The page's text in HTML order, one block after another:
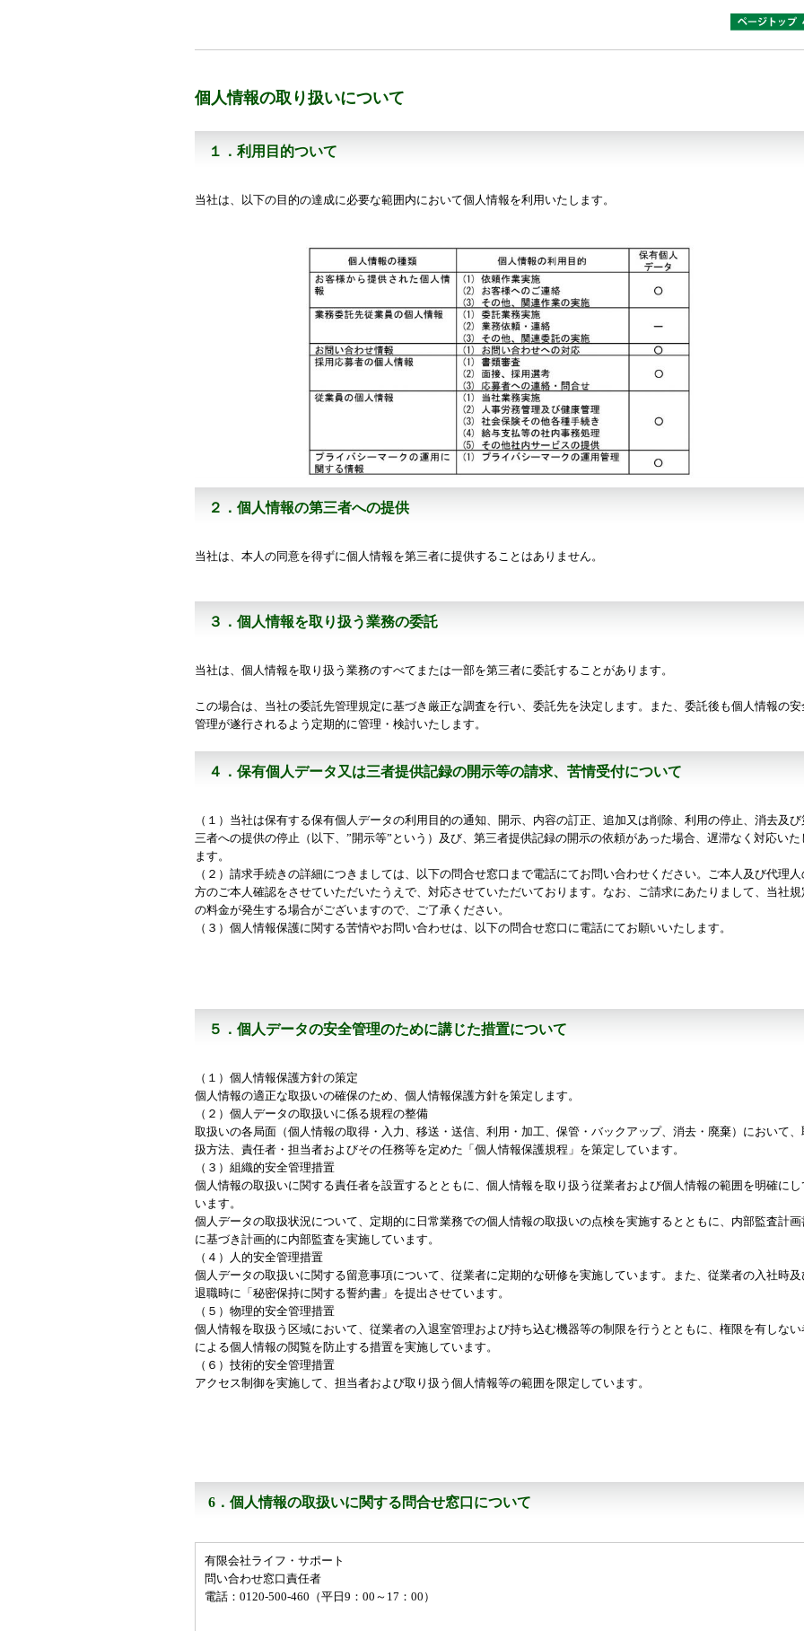
個人情報の取り扱いについて
１．利用目的ついて
当社は、以下の目的の達成に必要な範囲内において個人情報を利用いたします。
２．個人情報の第三者への提供
当社は、本人の同意を得ずに個人情報を第三者に提供することはありません。
３．個人情報を取り扱う業務の委託
当社は、個人情報を取り扱う業務のすべてまたは一部を第三者に委託することがあります。
この場合は、当社の委託先管理規定に基づき厳正な調査を行い、委託先を決定します。また、委託後も個人情報の安
管理が遂行されるよう定期的に管理・検討いたします。
４．保有個人データ又は三者提供記録の開示等の請求、苦情受付について
（１）当社は保有する保有個人データの利用目的の通知、開示、内容の訂正、追加又は削除、利用の停止、消去及び
三者への提供の停止（以下、”開示等”という）及び、第三者提供記録の開示の依頼があった場合、遅滞なく対応いた
ます。
（２）請求手続きの詳細につきましては、以下の問合せ窓口まで電話にてお問い合わせください。ご本人及び代理人
方のご本人確認をさせていただいたうえで、対応させていただいております。なお、ご請求にあたりまして、当社規
の料金が発生する場合がございますので、ご了承ください。
（３）個人情報保護に関する苦情やお問い合わせは、以下の問合せ窓口に電話にてお願いいたします。
５．個人データの安全管理のために講じた措置について
（１）個人情報保護方針の策定
個人情報の適正な取扱いの確保のため、個人情報保護方針を策定します。
（２）個人データの取扱いに係る規程の整備
取扱いの各局面（個人情報の取得・入力、移送・送信、利用・加工、保管・バックアップ、消去・廃棄）において、
扱方法、責任者・担当者およびその任務等を定めた「個人情報保護規程」を策定しています。
（３）組織的安全管理措置
個人情報の取扱いに関する責任者を設置するとともに、個人情報を取り扱う従業者および個人情報の範囲を明確にし
います。
個人データの取扱状況について、定期的に日常業務での個人情報の取扱いの点検を実施するとともに、内部監査計画
に基づき計画的に内部監査を実施しています。
（４）人的安全管理措置
個人データの取扱いに関する留意事項について、従業者に定期的な研修を実施しています。また、従業者の入社時及
退職時に「秘密保持に関する誓約書」を提出させています。
（５）物理的安全管理措置
個人情報を取扱う区域において、従業者の入退室管理および持ち込む機器等の制限を行うとともに、権限を有しない
による個人情報の閲覧を防止する措置を実施しています。
（６）技術的安全管理措置
アクセス制御を実施して、担当者および取り扱う個人情報等の範囲を限定しています。
6．個人情報の取扱いに関する問合せ窓口について
有限会社ライフ・サポート
問い合わせ窓口責任者
電話：0120-500-460（平日9：00～17：00）